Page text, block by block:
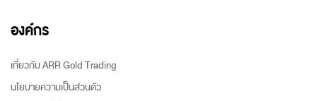
องค์กร
เกี่ยวกับ ARR Gold Trading
นโยบายความเป็นส่วนตัว